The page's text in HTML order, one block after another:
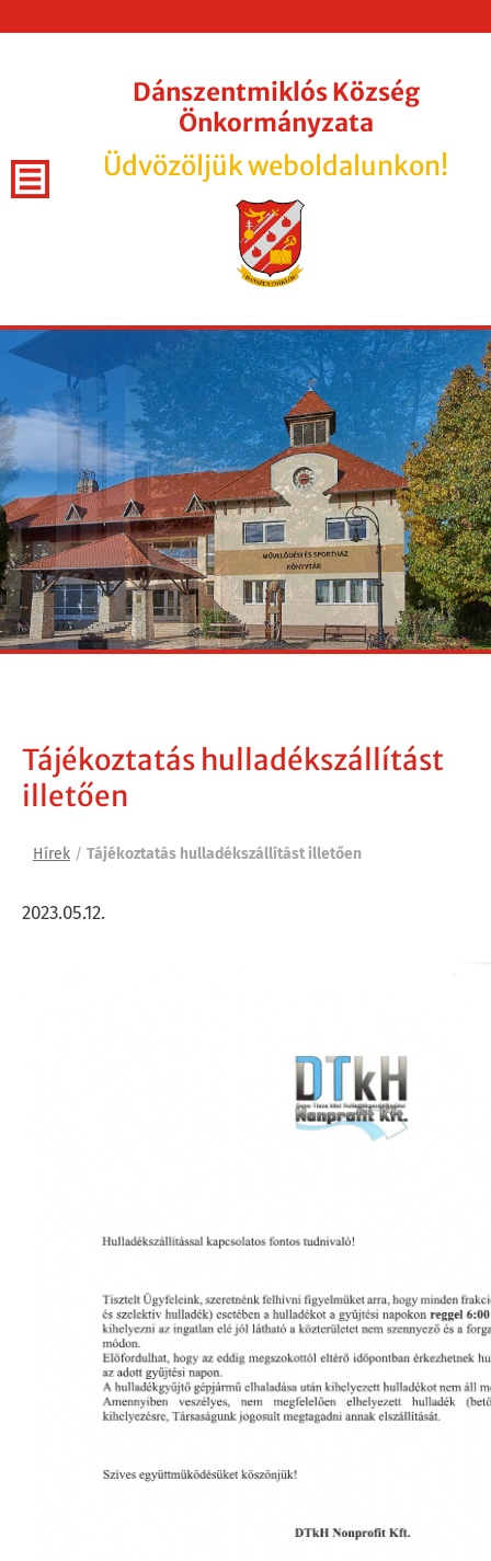
Dánszentmiklós Község
Önkormányzata
Üdvözöljük weboldalunkon!
Tájékoztatás hulladékszállítást
illetően
Hírek / Tájékoztatás hulladékszállítást illetően
2023.05.12.